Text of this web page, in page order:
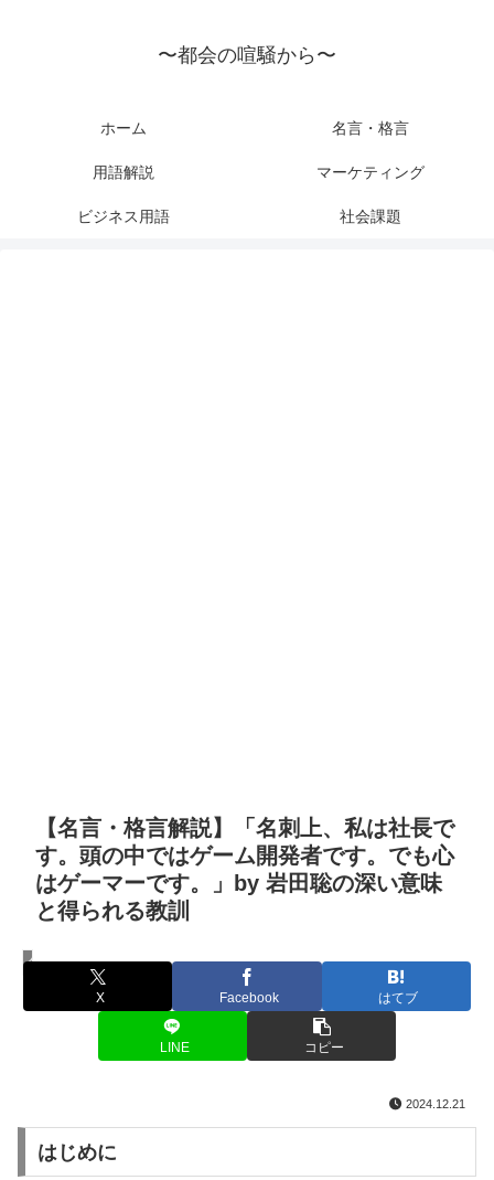
〜都会の喧騒から〜
ホーム 名言・格言
用語解説 マーケティング
ビジネス用語 社会課題
【名言・格言解説】「名刺上、私は社長で
す。頭の中ではゲーム開発者です。でも心
はゲーマーです。」by 岩田聡の深い意味
と得られる教訓
名言・格言
X Facebook はてブ
LINE コピー
2024.12.21
はじめに